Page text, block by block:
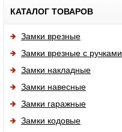
КАТАЛОГ ТОВАРОВ
Замки врезные
Замки врезные с ручками
Замки накладные
Замки навесные
Замки гаражные
Замки кодовые